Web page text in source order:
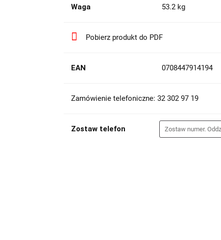
Waga 53.2 kg
Pobierz produkt do PDF
EAN 0708447914194
Zamówienie telefoniczne: 32 302 97 19
Zostaw telefon